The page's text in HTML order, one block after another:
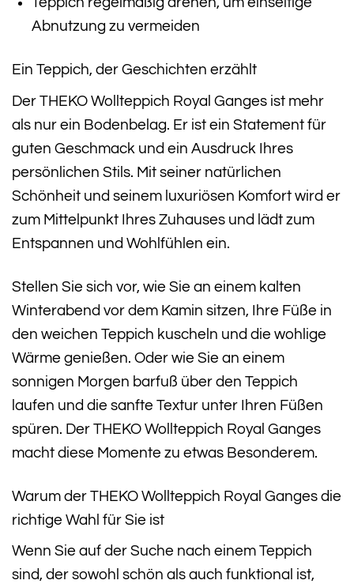
Abnutzung zu vermeiden
Ein Teppich, der Geschichten erzählt
Der THEKO Wollteppich Royal Ganges ist mehr
als nur ein Bodenbelag. Er ist ein Statement für
guten Geschmack und ein Ausdruck Ihres
persönlichen Stils. Mit seiner natürlichen
Schönheit und seinem luxuriösen Komfort wird er
zum Mittelpunkt Ihres Zuhauses und lädt zum
Entspannen und Wohlfühlen ein.
Stellen Sie sich vor, wie Sie an einem kalten
Winterabend vor dem Kamin sitzen, Ihre Füße in
den weichen Teppich kuscheln und die wohlige
Wärme genießen. Oder wie Sie an einem
sonnigen Morgen barfuß über den Teppich
laufen und die sanfte Textur unter Ihren Füßen
spüren. Der THEKO Wollteppich Royal Ganges
macht diese Momente zu etwas Besonderem.
Warum der THEKO Wollteppich Royal Ganges die
richtige Wahl für Sie ist
Wenn Sie auf der Suche nach einem Teppich
sind, der sowohl schön als auch funktional ist,